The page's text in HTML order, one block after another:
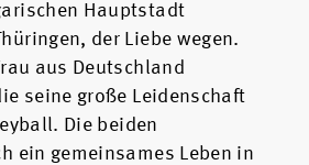
Hauptstadt
der Liebe wegen.
aus Deutschland
seine große Leidenschaft
Die beiden
ein gemeinsames Leben in